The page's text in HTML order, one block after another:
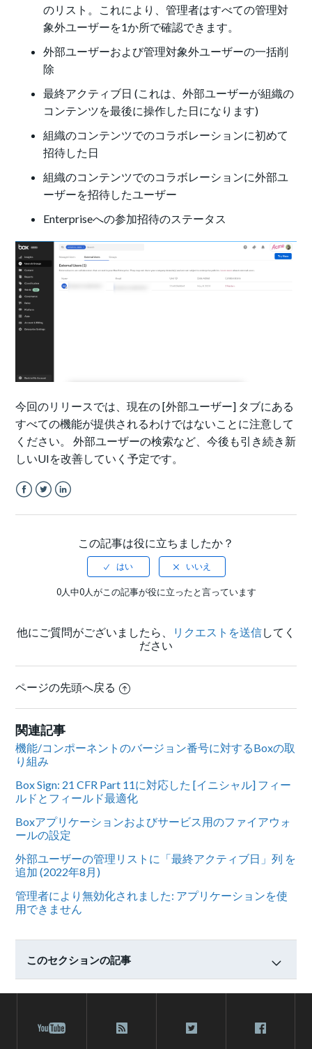
のリスト。これにより、管理者はすべての管理対
象外ユーザーを1か所で確認できます。
外部ユーザーおよび管理対象外ユーザーの一括削
除
最終アクティブ日 (これは、外部ユーザーが組織の
コンテンツを最後に操作した日になります)
組織のコンテンツでのコラボレーションに初めて
招待した日
組織のコンテンツでのコラボレーションに外部ユ
ーザーを招待したユーザー
Enterpriseへの参加招待のステータス
今回のリリースでは、現在の [外部ユーザー] タブにある
すべての機能が提供されるわけではないことに注意して
ください。 外部ユーザーの検索など、今後も引き続き新
しいUIを改善していく予定です。
この記事は役に立ちましたか？
0人中0人がこの記事が役に立ったと言っています
他にご質問がございましたら、 リクエストを送信してく
ださい
ページの先頭へ戻る
関連記事
機能/コンポーネントのバージョン番号に対するBoxの取
り組み
Box Sign: 21 CFR Part 11に対応した [イニシャル] フィー
ルドとフィールド最適化
Boxアプリケーションおよびサービス用のファイアウォ
ールの設定
外部ユーザーの管理リストに「最終アクティブ日」列 を
追加 (2022年8月)
管理者により無効化されました: アプリケーションを使
用できません
このセクションの記事